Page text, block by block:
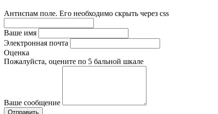
Антиспам поле. Его необходимо скрыть через css
Ваше имя
Электронная почта
Оценка
Пожалуйста, оцените по 5 бальной шкале
Ваше сообщение